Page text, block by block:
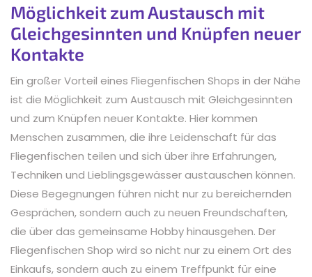
Möglichkeit zum Austausch mit
Gleichgesinnten und Knüpfen neuer
Kontakte
Ein großer Vorteil eines Fliegenfischen Shops in der Nähe
ist die Möglichkeit zum Austausch mit Gleichgesinnten
und zum Knüpfen neuer Kontakte. Hier kommen
Menschen zusammen, die ihre Leidenschaft für das
Fliegenfischen teilen und sich über ihre Erfahrungen,
Techniken und Lieblingsgewässer austauschen können.
Diese Begegnungen führen nicht nur zu bereichernden
Gesprächen, sondern auch zu neuen Freundschaften,
die über das gemeinsame Hobby hinausgehen. Der
Fliegenfischen Shop wird so nicht nur zu einem Ort des
Einkaufs, sondern auch zu einem Treffpunkt für eine